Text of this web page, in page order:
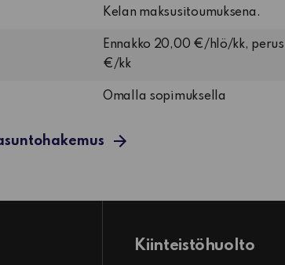
Kelan maksusitoumuksena.
Ennakko 20,00 €/hlö/kk,
€/kk
Omalla sopimuksella
Kiinteistöhuolto